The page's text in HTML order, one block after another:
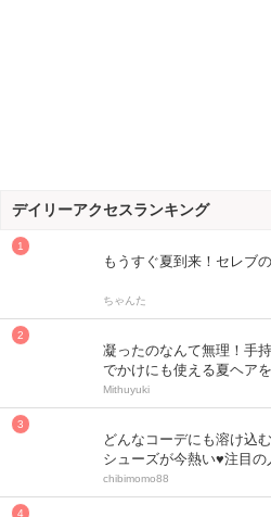
デイリーアクセスランキング
もうすぐ夏到来！セレブ
ちゃんた
凝ったのなんて無理！手
でかけにも使える夏ヘア
Mithuyuki
どんなコーデにも溶け込
シューズが今熱い♥注目
chibimomo88